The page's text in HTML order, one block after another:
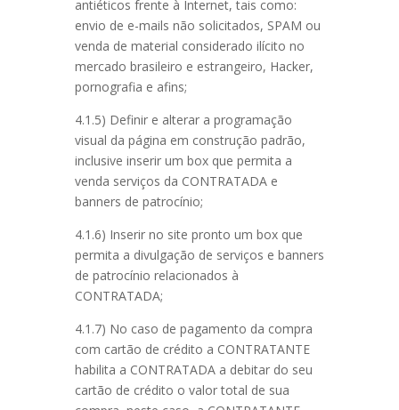
antiéticos frente à Internet, tais como:
envio de e-mails não solicitados, SPAM ou
venda de material considerado ilícito no
mercado brasileiro e estrangeiro, Hacker,
pornografia e afins;
4.1.5) Definir e alterar a programação
visual da página em construção padrão,
inclusive inserir um box que permita a
venda serviços da CONTRATADA e
banners de patrocínio;
4.1.6) Inserir no site pronto um box que
permita a divulgação de serviços e banners
de patrocínio relacionados à
CONTRATADA;
4.1.7) No caso de pagamento da compra
com cartão de crédito a CONTRATANTE
habilita a CONTRATADA a debitar do seu
cartão de crédito o valor total de sua